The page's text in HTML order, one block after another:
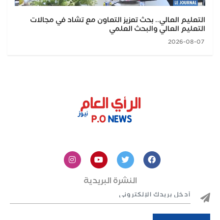
التعليم العالي.. بحث تعزيز التعاون مع تشاد في مجالات
التعليم العالي والبحث العلمي
النشرة البريدية